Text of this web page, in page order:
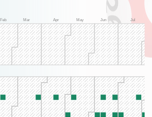
Feb Mar Apr May Jun Jul